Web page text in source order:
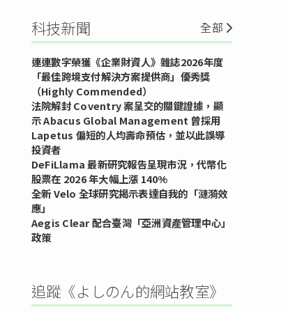
科技新聞 全部
連連數字榮獲《企業財資人》雜誌2026年度
「最佳跨境支付解決方案提供商」優秀獎
（Highly Commended）
法院解封 Coventry 案呈交的關鍵證據，顯
示 Abacus Global Management 曾採用
Lapetus 偏短的人均壽命預估，並以此誤導
投資者
DeFiLlama 最新研究報告呈現市況，代幣化
股票在 2026 年大幅上漲 140%
全新 Velo 全球研究揭示表達自我的「漣漪效
應」
Aegis Clear 配合臺灣「亞洲資產管理中心」
政策
追蹤《よしのん的網站教室》